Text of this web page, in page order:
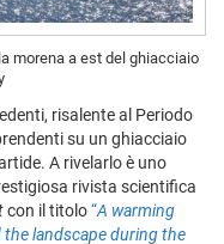
morena a est del ghiacciaio
risalente al Periodo
su un ghiacciaio
A rivelarlo è uno
rivista scientifica
con il titolo“A warming
landscape during the